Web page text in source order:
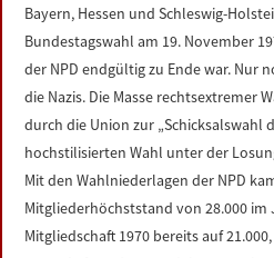
Bayern, Hessen und Schleswig-
Bundestagswahl am 19. November
der NPD endgültig zu Ende war. Nur
die Nazis. Die Masse rechtsextremer
durch die Union zur „Schicksalswahl
hochstilisierten Wahl unter der
Mit den Wahlniederlagen der NPD
Mitgliederhöchststand von 28.000 im
Mitgliedschaft 1970 bereits auf